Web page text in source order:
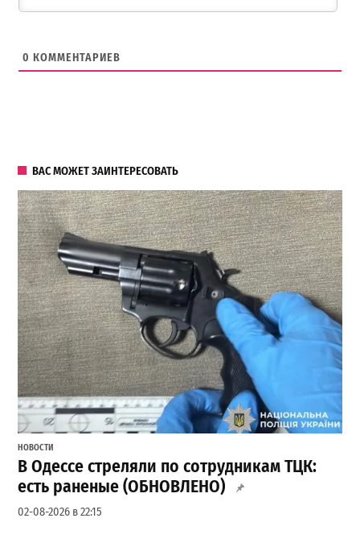
0 КОММЕНТАРИЕВ
ВАС МОЖЕТ ЗАИНТЕРЕСОВАТЬ
НОВОСТИ
В Одессе стреляли по сотрудникам ТЦК:
есть раненые (ОБНОВЛЕНО)
02-08-2026 в 22:15